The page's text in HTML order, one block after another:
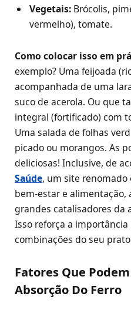
Vegetais: Brócolis,
vermelho), tomate.
Como colocar isso em
exemplo? Uma feijoada
acompanhada de uma
suco de acerola. Ou que
integral (fortificado) com
Uma salada de folhas
picado ou morangos. As
deliciosas! Inclusive, de
Saúde, um site
bem-estar e alimentação,
grandes catalisadores da
Isso reforça a
combinações do seu
Fatores Que
Absorção Do Ferro